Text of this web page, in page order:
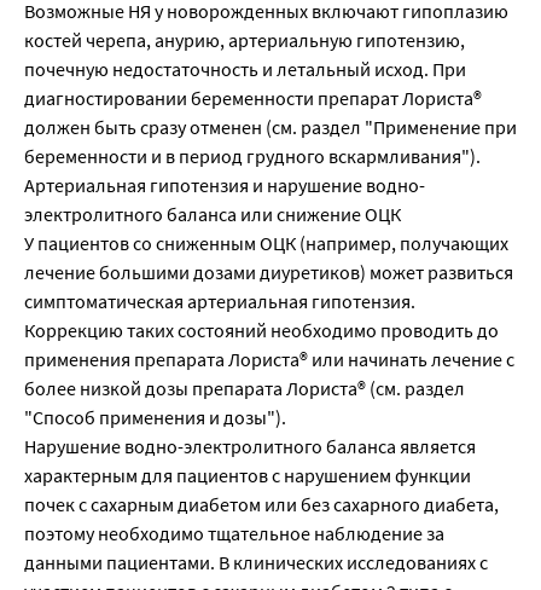
Возможные НЯ у новорожденных включают гипоплазию
костей черепа, анурию, артериальную гипотензию,
почечную недостаточность и летальный исход. При
диагностировании беременности препарат Лориста®
должен быть сразу отменен (см. раздел "Применение при
беременности и в период грудного вскармливания").
Артериальная гипотензия и нарушение водно-
электролитного баланса или снижение ОЦК
У пациентов со сниженным ОЦК (например, получающих
лечение большими дозами диуретиков) может развиться
симптоматическая артериальная гипотензия.
Коррекцию таких состояний необходимо проводить до
применения препарата Лориста® или начинать лечение с
более низкой дозы препарата Лориста® (см. раздел
"Способ применения и дозы").
Нарушение водно-электролитного баланса является
характерным для пациентов с нарушением функции
почек с сахарным диабетом или без сахарного диабета,
поэтому необходимо тщательное наблюдение за
данными пациентами. В клинических исследованиях с